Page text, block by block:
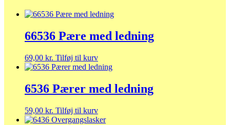
66536 Pære med ledning
69,00 kr. Tilføj til kurv
6536 Pærer med ledning
59,00 kr. Tilføj til kurv